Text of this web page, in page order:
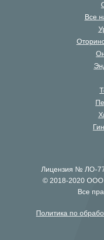
Все
Лицензия № ЛО-
© 2018-2020
Все
Политика по